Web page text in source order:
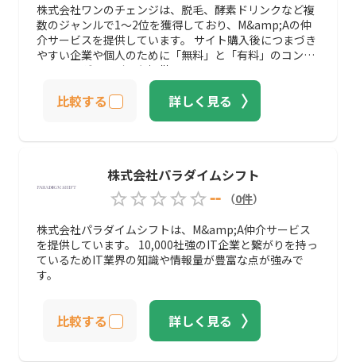
株式会社ワンのチェンジは、脱毛、酵素ドリンクなど複
数のジャンルで1～2位を獲得しており、M&amp;Aの仲
介サービスを提供しています。 サイト購入後につまづき
やすい企業や個人のために「無料」と「有料」のコンサ
ルティングサービスも提供しています。
比較する 詳しく見る
株式会社パラダイムシフト
--
（0件）
株式会社パラダイムシフトは、M&amp;A仲介サービス
を提供しています。 10,000社強のIT企業と繋がりを持っ
ているためIT業界の知識や情報量が豊富な点が強みで
す。
比較する 詳しく見る